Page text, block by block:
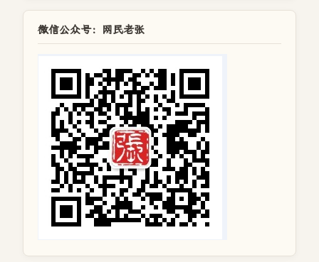
微信公众号：网民老张